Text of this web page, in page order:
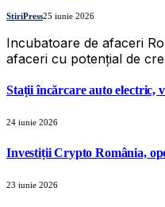
StiriPress25 iunie 2026
Incubatoare de afaceri
afaceri cu potențial de
Stații încărcare auto electric,
24 iunie 2026
Investiții Crypto România,
23 iunie 2026